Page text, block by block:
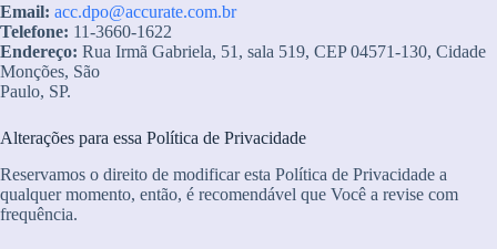
Email: acc.dpo@accurate.com.br
Telefone: 11-3660-1622
Endereço: Rua Irmã Gabriela, 51, sala 519, CEP 04571-130, Cidade
Monções, São
Paulo, SP.
Alterações para essa Política de Privacidade
Reservamos o direito de modificar esta Política de Privacidade a
qualquer momento, então, é recomendável que Você a revise com
frequência.